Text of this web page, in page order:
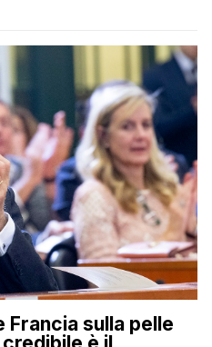
Francia sulla pelle